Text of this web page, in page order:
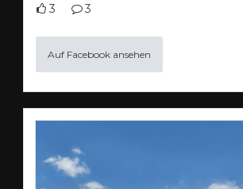
3 3
Auf Facebook ansehen